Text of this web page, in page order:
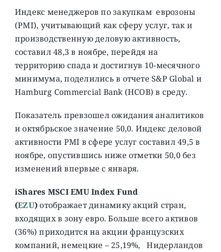
Индекс менеджеров по закупкам еврозоны
(PMI), учитывающий как сферу услуг, так и
производственную деловую активность,
составил 48,3 в ноябре, перейдя на
территорию спада и достигнув 10-месячного
минимума, поделились в отчете S&P Global и
Hamburg Commercial Bank (HCOB) в среду.
Показатель превзошел ожидания аналитиков
и октябрьское значение 50,0. Индекс деловой
активности PMI в сфере услуг составил 49,5 в
ноябре, опустившись ниже отметки 50,0 без
изменений впервые с января.
iShares MSCI EMU Index Fund
(EZU)отображает динамику акций стран,
входящих в зону евро. Больше всего активов
(36%) приходится на акции французских
компаний, немецкие – 25,19%, Нидерландов